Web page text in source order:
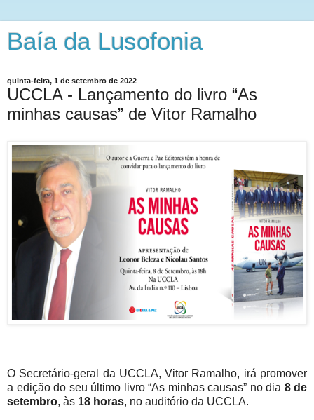
Baía da Lusofonia
quinta-feira, 1 de setembro de 2022
UCCLA - Lançamento do livro “As
minhas causas” de Vitor Ramalho
O Secretário-geral da UCCLA, Vitor Ramalho, irá promover
a edição do seu último livro “As minhas causas” no dia 8 de
setembro, às 18 horas, no auditório da UCCLA.